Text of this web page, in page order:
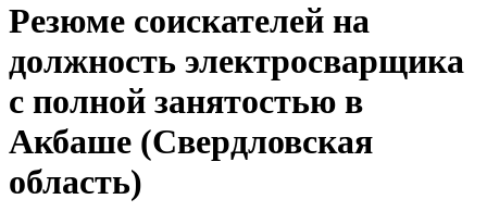
Резюме соискателей на
должность электросварщика
с полной занятостью в
Акбаше (Свердловская
область)